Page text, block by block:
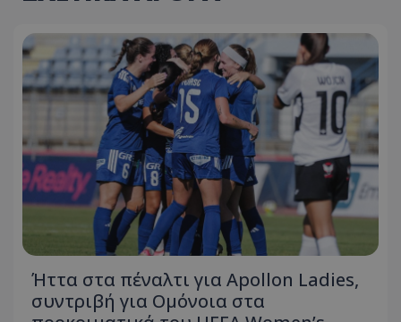
Ήττα στα πέναλτι για Apollon Ladies,
συντριβή για Ομόνοια στα